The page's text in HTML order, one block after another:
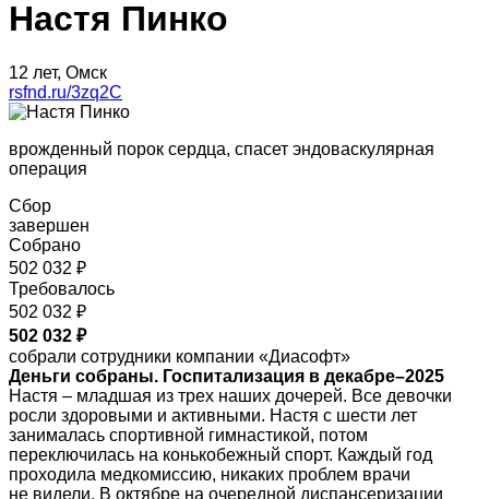
Настя Пинко
12 лет, Омск
rsfnd.ru/3zq2C
врожденный порок сердца, спасет эндоваскулярная
операция
Сбор
завершен
Собрано
502 032 ₽
Требовалось
502 032 ₽
502 032 ₽
собрали сотрудники компании «Диасофт»
Деньги собраны. Госпитализация в декабре–2025
Настя – младшая из трех наших дочерей. Все девочки
росли здоровыми и активными. Настя с шести лет
занималась спортивной гимнастикой, потом
переключилась на конькобежный спорт. Каждый год
проходила медкомиссию, никаких проблем врачи
не видели. В октябре на очередной диспансеризации